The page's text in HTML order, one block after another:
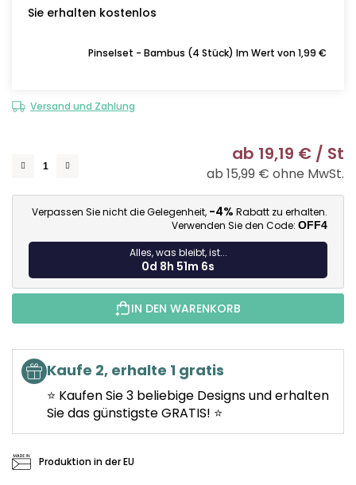
Sie erhalten kostenlos
Pinselset - Bambus (4 Stück) Im Wert von 1,99 €
Versand und Zahlung
ab 19,19 € / St
ab 15,99 € ohne MwSt.
Verpassen Sie nicht die Gelegenheit, -4% Rabatt zu erhalten.
Verwenden Sie den Code: OFF4
Alles, was bleibt, ist...
0d 8h 51m 5s
IN DEN WARENKORB
Kaufe 2, erhalte 1 gratis
⭐ Kaufen Sie 3 beliebige Designs und erhalten
Sie das günstigste GRATIS! ⭐
Produktion in der EU